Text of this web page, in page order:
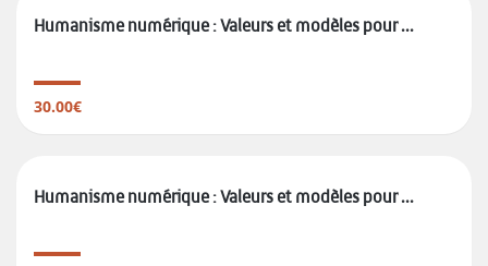
Humanisme numérique : Valeurs et modèles pour ...
30.00€
Humanisme numérique : Valeurs et modèles pour ...